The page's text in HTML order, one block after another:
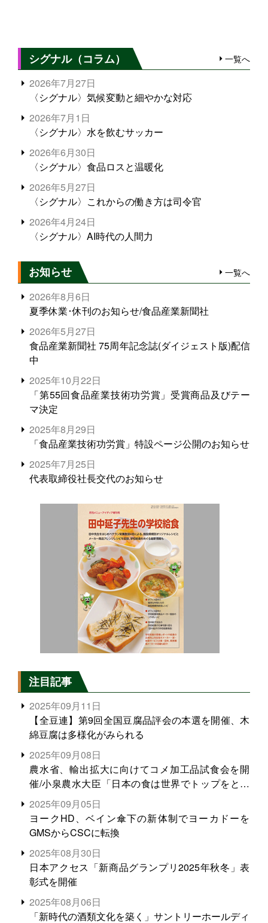
シグナル（コラム） 一覧へ
2026年7月27日
〈シグナル〉気候変動と細やかな対応
2026年7月1日
〈シグナル〉水を飲むサッカー
2026年6月30日
〈シグナル〉食品ロスと温暖化
2026年5月27日
〈シグナル〉これからの働き方は司令官
2026年4月24日
〈シグナル〉AI時代の人間力
お知らせ 一覧へ
2026年8月6日
夏季休業･休刊のお知らせ/食品産業新聞社
2026年5月27日
食品産業新聞社 75周年記念誌(ダイジェスト版)配信
中
2025年10月22日
「第55回食品産業技術功労賞」受賞商品及びテー
マ決定
2025年8月29日
「食品産業技術功労賞」特設ページ公開のお知らせ
2025年7月25日
代表取締役社長交代のお知らせ
注目記事
2025年09月11日
【全豆連】第9回全国豆腐品評会の本選を開催、木
綿豆腐は多様化がみられる
2025年09月08日
農水省、輸出拡大に向けてコメ加工品試食会を開
催/小泉農水大臣「日本の食は世界でトップをとれ
る。米増産に向けて、米輸出需要の拡大を」
2025年09月05日
ヨークHD、ベイン傘下の新体制でヨーカドーを
GMSからCSCに転換
2025年08月30日
日本アクセス「新商品グランプリ2025年秋冬」表
彰式を開催
2025年08月06日
「新時代の酒類文化を築く」サントリーホールディ